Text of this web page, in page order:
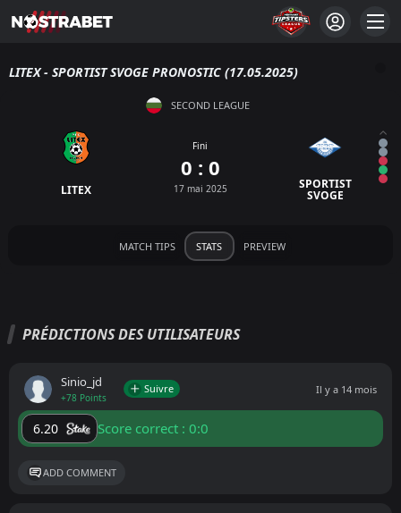
LITEX - SPORTIST SVOGE PRONOSTIC (17.05.2025)
SECOND LEAGUE
LITEX
Fini
0 : 0
17 mai 2025 SPORTIST
SVOGE
MATCH TIPS STATS PREVIEW
PRÉDICTIONS DES UTILISATEURS
Sinio_jd
+78 Points
Suivre Il y a 14 mois
6.20 Score correct : 0:0
ADD COMMENT